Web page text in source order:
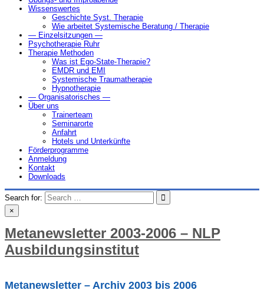
Wissenswertes
Geschichte Syst. Therapie
Wie arbeitet Systemische Beratung / Therapie
— Einzelsitzungen —
Psychotherapie Ruhr
Therapie Methoden
Was ist Ego-State-Therapie?
EMDR und EMI
Systemische Traumatherapie
Hypnotherapie
— Organisatorisches —
Über uns
Trainerteam
Seminarorte
Anfahrt
Hotels und Unterkünfte
Förderprogramme
Anmeldung
Kontakt
Downloads
Search for:
×
Metanewsletter 2003-2006 – NLP
Ausbildungsinstitut
Metanewsletter – Archiv 2003 bis 2006